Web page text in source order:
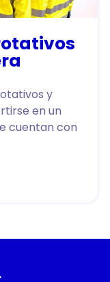
y
en un
cuentan con